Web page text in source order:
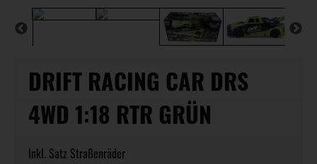
DRIFT RACING CAR DRS
4WD 1:18 RTR GRÜN
Inkl. Satz Straßenräder